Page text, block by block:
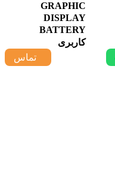
GRAPHIC
DISPLAY
BATTERY
کاربری
تماس